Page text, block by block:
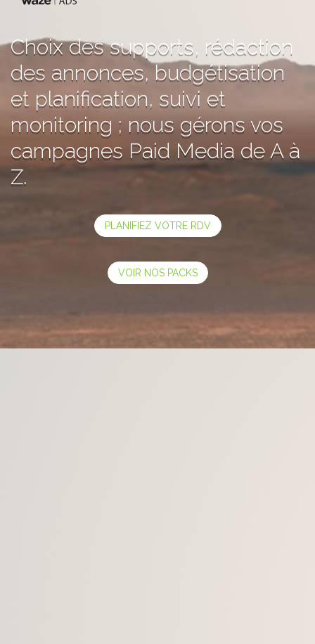
Choix des supports, rédaction
des annonces, budgétisation
et planification, suivi et
monitoring ; nous gérons vos
campagnes Paid Media de A à
Z.
PLANIFIEZ VOTRE RDV
VOIR NOS PACKS